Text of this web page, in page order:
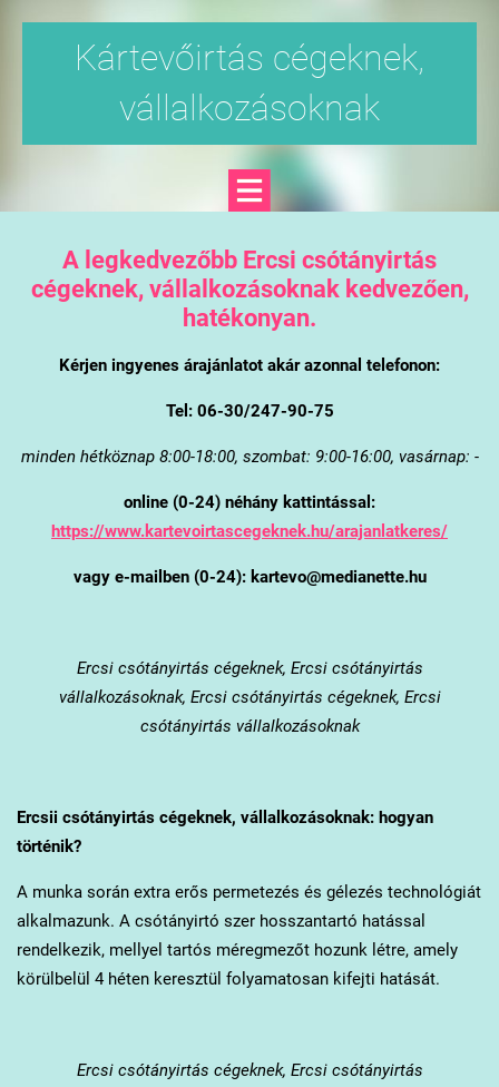
Kártevőirtás cégeknek,
vállalkozásoknak
A legkedvezőbb Ercsi csótányirtás
cégeknek, vállalkozásoknak kedvezően,
hatékonyan.
Kérjen ingyenes árajánlatot akár azonnal telefonon:
Tel: 06-30/247-90-75
minden hétköznap 8:00-18:00, szombat: 9:00-16:00, vasárnap: -
online (0-24) néhány kattintással:
https://www.kartevoirtascegeknek.hu/arajanlatkeres/
vagy e-mailben (0-24): kartevo@medianette.hu
Ercsicsótányirtás cégeknek, Ercsi csótányirtás
vállalkozásoknak, Ercsi csótányirtás cégeknek, Ercsi
csótányirtás vállalkozásoknak
Ercsii csótányirtás cégeknek, vállalkozásoknak: hogyan
történik?
A munka során extra erős permetezés és gélezés technológiát
alkalmazunk. A csótányirtó szer hosszantartó hatással
rendelkezik, mellyel tartós méregmezőt hozunk létre, amely
körülbelül 4 héten keresztül folyamatosan kifejti hatását.
Ercsicsótányirtás cégeknek, Ercsi csótányirtás